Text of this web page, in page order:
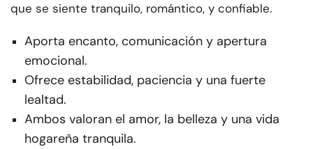
que se siente tranquilo, romántico, y confiable.
Aporta encanto, comunicación y apertura
emocional.
Ofrece estabilidad, paciencia y una fuerte
lealtad.
Ambos valoran el amor, la belleza y una vida
hogareña tranquila.